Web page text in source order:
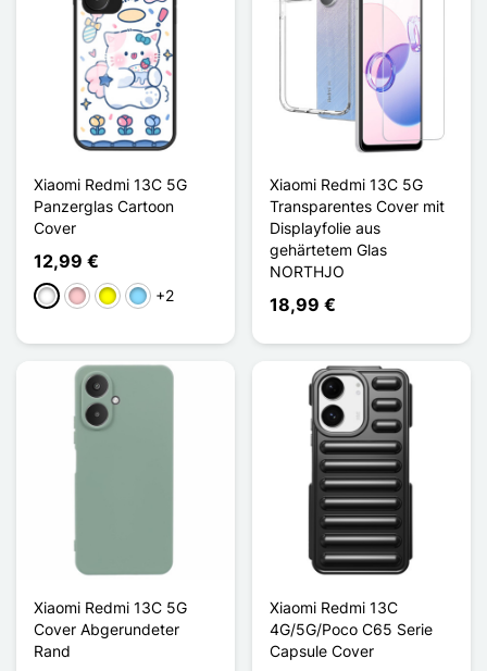
Xiaomi Redmi 13C 5G
Panzerglas Cartoon
Cover
12,99 €
WeißPinkGelbHellblau
+2
Xiaomi Redmi 13C 5G
Transparentes Cover mit
Displayfolie aus
gehärtetem Glas
NORTHJO
18,99 €
Xiaomi Redmi 13C 5G
Cover Abgerundeter
Rand
Xiaomi Redmi 13C
4G/5G/Poco C65 Serie
Capsule Cover